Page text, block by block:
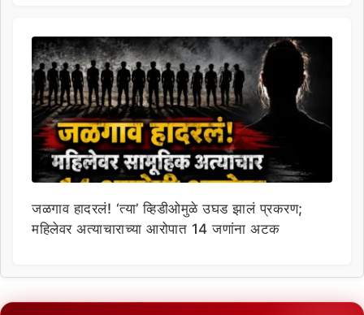
जळगाव हादरलं! ‘त्या’ व्हिडीओमुळे उघड झालं प्रकरण;
महिलेवर अत्याचाराच्या आरोपात 14 जणांना अटक